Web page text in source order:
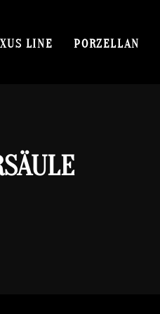
LINE PORZELLAN